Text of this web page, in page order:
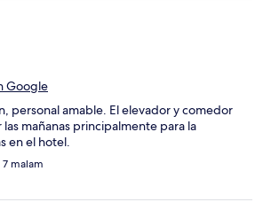
Google
personal amable. El elevador y comedor
mañanas principalmente para la
en el hotel.
malam